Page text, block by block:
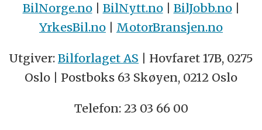
BilNorge.no| BilNytt.no| BilJobb.no|
YrkesBil.no
MotorBransjen.no
Utgiver: Bilforlaget AS | Hovfaret 17B, 0275
Oslo | Postboks 63 Skøyen, 0212 Oslo
Telefon: 23 03 66 00